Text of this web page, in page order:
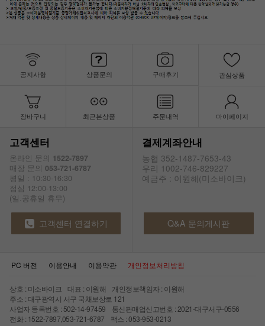
공지사항 상품문의 구매후기 관심상품
장바구니 최근본상품 주문내역 마이페이지
고객센터
온라인 문의 1522-7897
매장 문의 053-721-6787
평일 : 10:30-16:30
점심 12:00-13:00
(일.공휴일 휴무)
결제계좌안내
농협 352-1487-7653-43
우리 1002-746-829227
예금주 : 이원해(미소바이크)
고객센터 연결하기 Q&A 문의게시판
PC 버전 이용안내 이용약관 개인정보처리방침
상호 : 미소바이크 대표 : 이원해 개인정보책임자 : 이원해
주소 : 대구광역시 서구 국채보상로 121
사업자 등록번호 : 502-14-97459 통신판매업신고번호 : 2021-대구서구-0556
전화 : 1522-7897,053-721-6787 팩스 : 053-953-0213